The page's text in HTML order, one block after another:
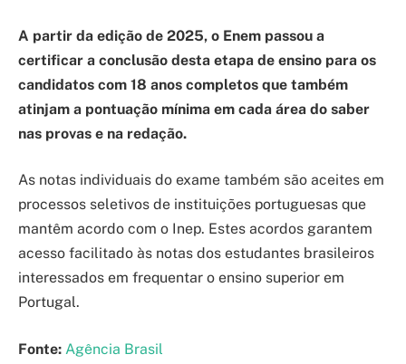
A partir da edição de 2025, o Enem passou a
certificar a conclusão desta etapa de ensino para os
candidatos com 18 anos completos que também
atinjam a pontuação mínima em cada área do saber
nas provas e na redação.
As notas individuais do exame também são aceites em
processos seletivos de instituições portuguesas que
mantêm acordo com o Inep. Estes acordos garantem
acesso facilitado às notas dos estudantes brasileiros
interessados em frequentar o ensino superior em
Portugal.
Fonte: Agência Brasil